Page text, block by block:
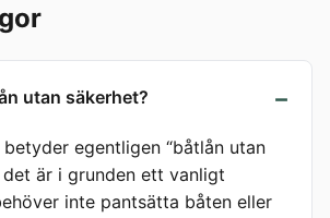
utan säkerhet?
egentligen “båtlån utan
det är i grunden ett vanligt
inte pantsätta båten eller